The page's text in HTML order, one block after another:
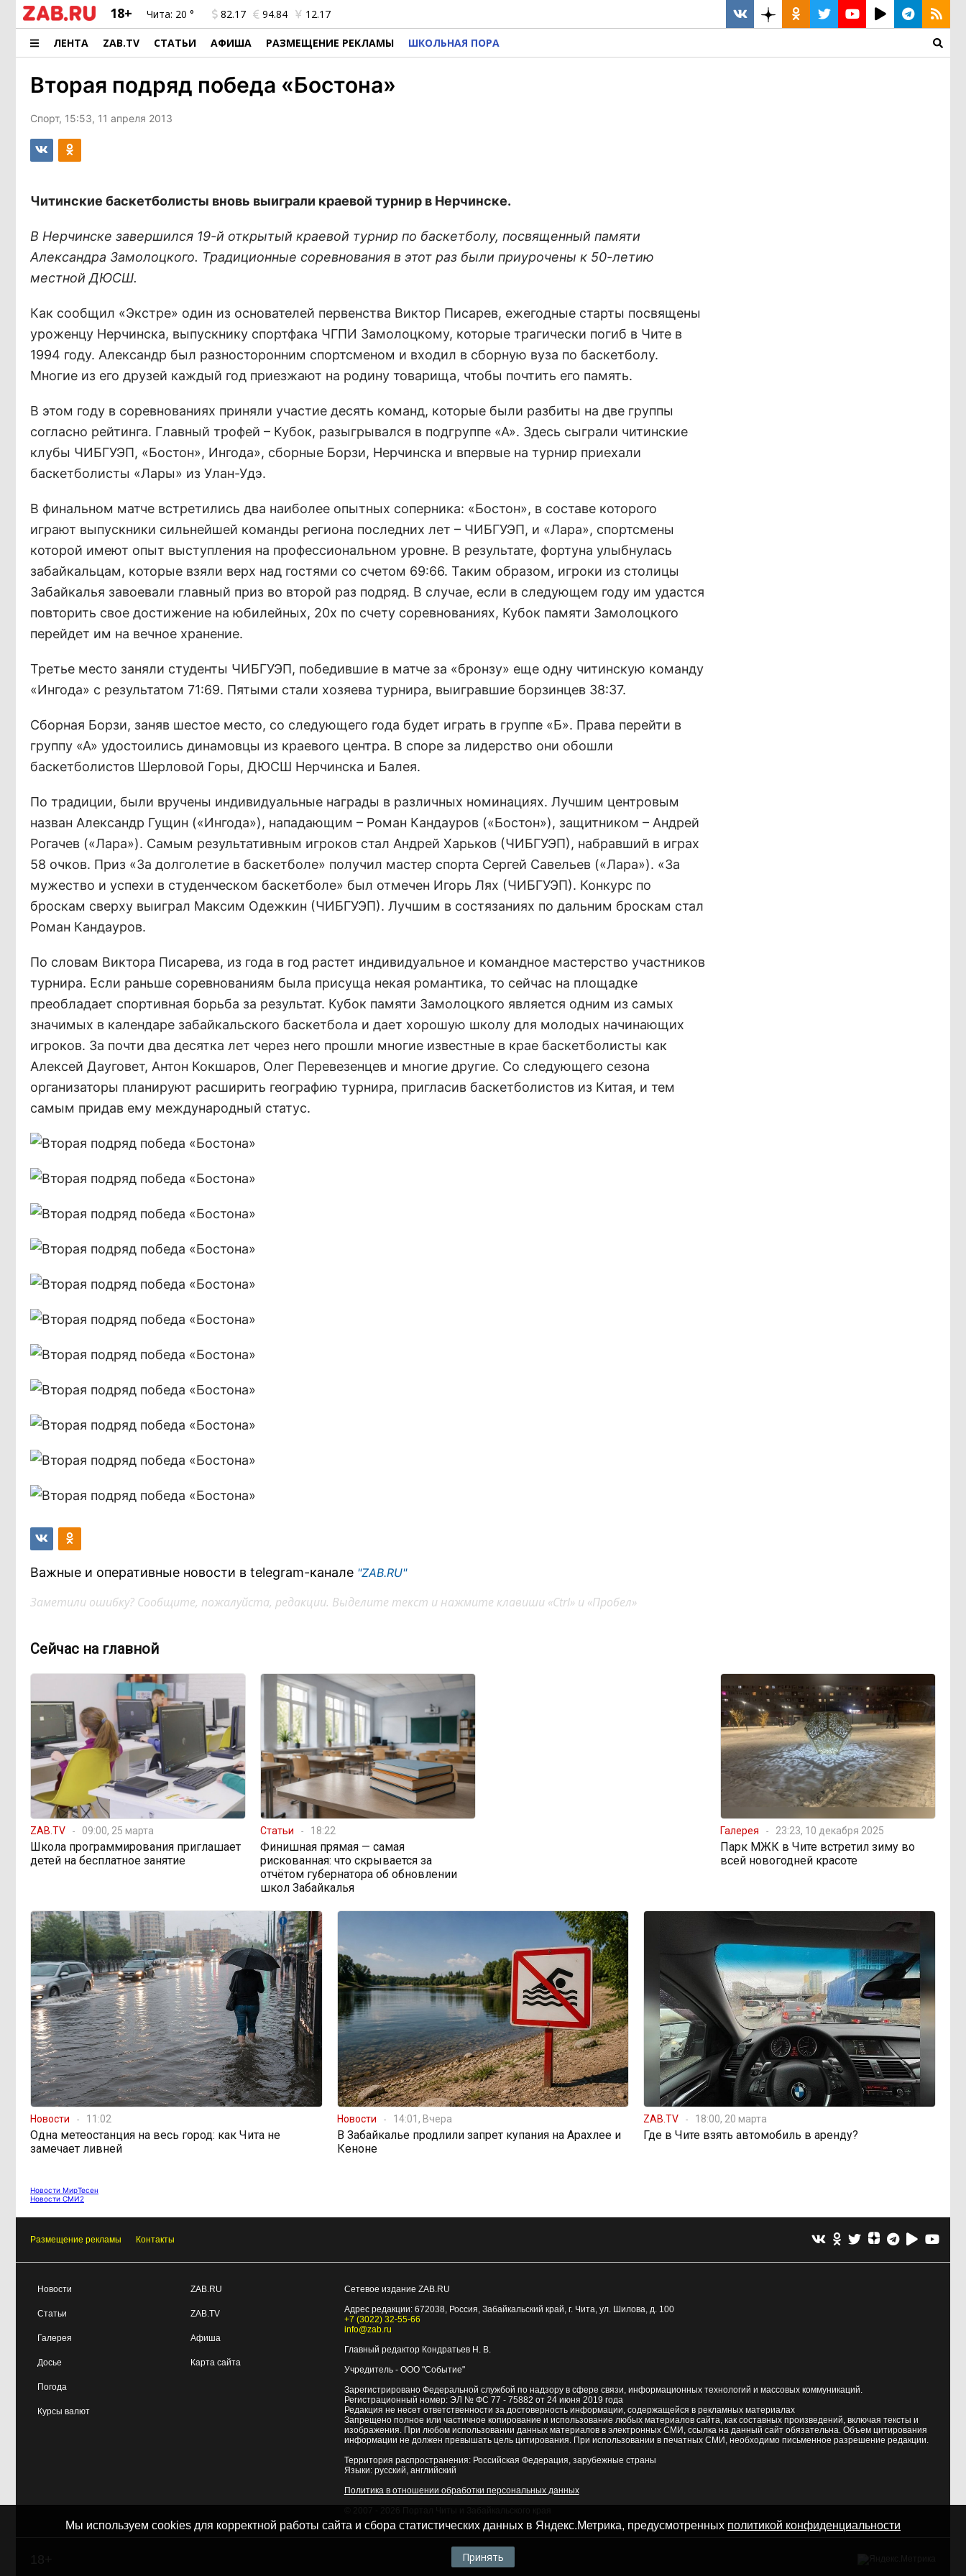
18+ Чита: 20 ° 82.17 94.84 12.17
ЛЕНТА ZAB.TV СТАТЬИ АФИША РАЗМЕЩЕНИЕ РЕКЛАМЫ ШКОЛЬНАЯ ПОРА
Вторая подряд победа «Бостона»
Спорт, 15:53, 11 апреля 2013
Читинские баскетболисты вновь выиграли краевой турнир в Нерчинске.
В Нерчинске завершился 19-й открытый краевой турнир по баскетболу, посвященный памяти
Александра Замолоцкого. Традиционные соревнования в этот раз были приурочены к 50-летию
местной ДЮСШ.
Как сообщил «Экстре» один из основателей первенства Виктор Писарев, ежегодные старты посвящены
уроженцу Нерчинска, выпускнику спортфака ЧГПИ Замолоцкому, которые трагически погиб в Чите в
1994 году. Александр был разносторонним спортсменом и входил в сборную вуза по баскетболу.
Многие из его друзей каждый год приезжают на родину товарища, чтобы почтить его память.
В этом году в соревнованиях приняли участие десять команд, которые были разбиты на две группы
согласно рейтинга. Главный трофей – Кубок, разыгрывался в подгруппе «А». Здесь сыграли читинские
клубы ЧИБГУЭП, «Бос­тон», Ингода», сборные Борзи, Нерчинска и впервые на турнир приехали
баскетболисты «Лары» из Улан-Удэ.
В финальном матче встретились два наиболее опытных соперника: «Бостон», в составе которого
играют выпускники сильнейшей команды региона последних лет – ЧИБГУЭП, и «Лара», спортсмены
которой имеют опыт выступления на профессиональном уровне. В результате, фортуна улыбнулась
забайкальцам, которые взяли верх над гостями со счетом 69:66. Таким образом, игроки из столицы
Забайкалья завоевали главный приз во второй раз подряд. В случае, если в следующем году им удастся
повторить свое достижение на юбилейных, 20х по счету соревнованиях, Кубок памяти Замолоцкого
перейдет им на вечное хранение.
Третье место заняли студенты ЧИБГУЭП, победившие в матче за «бронзу» еще одну читинскую команду
«Ингода» с результатом 71:69. Пятыми стали хозяева турнира, выигравшие борзинцев 38:37.
Сборная Борзи, заняв шестое место, со следующего года будет играть в группе «Б». Права перейти в
группу «А» удостоились динамовцы из краевого центра. В споре за лидерство они обошли
баскетболистов Шерловой Горы, ДЮСШ Нерчинска и Балея.
По традиции, были вручены индивидуальные награды в различных номинациях. Лучшим центровым
назван Александр Гущин («Ингода»), нападающим – Роман Кандауров («Бостон»), защитником – Андрей
Рогачев («Лара»). Самым результативным игроков стал Андрей Харьков (ЧИБГУЭП), набравший в играх
58 очков. Приз «За долголетие в баскетболе» получил мастер спорта Сергей Савельев («Лара»). «За
мужество и успехи в студенческом баскетболе» был отмечен Игорь Лях (ЧИБГУЭП). Конкурс по
броскам сверху выиграл Максим Одежкин (ЧИБГУЭП). Лучшим в состязаниях по дальним броскам стал
Роман Кандауров.
По словам Виктора Писарева, из года в год растет индивидуальное и командное мастерство участников
турнира. Если раньше соревнованиям была присуща некая романтика, то сейчас на площадке
преобладает спортивная борьба за результат. Кубок памяти Замолоцкого является одним из самых
значимых в календаре забайкальского баскетбола и дает хорошую школу для молодых начинающих
игроков. За почти два десятка лет через него прошли многие известные в крае баскетболисты как
Алексей Дауговет, Антон Кокшаров, Олег Перевезенцев и многие другие. Со следующего сезона
организаторы планируют расширить географию турнира, пригласив баскетболистов из Китая, и тем
самым придав ему международный статус.
Важные и оперативные новости в telegram-канале "ZAB.RU"
Заметили ошибку? Сообщите, пожалуйста, редакции. Выделите текст и нажмите клавиши «Ctrl» и «Пробел»
Сейчас на главной
ZAB.TV 09:00, 25 марта
Школа программирования приглашает
детей на бесплатное занятие
Статьи 18:22
Финишная прямая — самая
рискованная: что скрывается за
отчётом губернатора об обновлении
школ Забайкалья
Галерея 23:23, 10 декабря 2025
Парк МЖК в Чите встретил зиму во
всей новогодней красоте
Новости 11:02
Одна метеостанция на весь город: как Чита не
замечает ливней
Новости 14:01, Вчера
В Забайкалье продлили запрет купания на Арахлее и
Кеноне
ZAB.TV 18:00, 20 марта
Где в Чите взять автомобиль в аренду?
Новости МирТесен
Новости СМИ2
Размещение рекламы Контакты
Новости
Статьи
Галерея
Досье
Погода
Курсы валют
ZAB.RU
ZAB.TV
Афиша
Карта сайта
Сетевое издание ZAB.RU
Адрес редакции: 672038, Россия, Забайкальский край, г. Чита, ул. Шилова, д. 100
+7 (3022) 32-55-66
info@zab.ru
Главный редактор Кондратьев Н. В.
Учредитель - ООО "Событие"
Зарегистрировано Федеральной службой по надзору в сфере связи, информационных технологий и массовых коммуникаций.
Регистрационный номер: ЭЛ № ФС 77 - 75882 от 24 июня 2019 года
Редакция не несет ответственности за достоверность информации, содержащейся в рекламных материалах
Запрещено полное или частичное копирование и использование любых материалов сайта, как составных произведений, включая тексты и
изображения. При любом использовании данных материалов в электронных СМИ, ссылка на данный сайт обязательна. Объем цитирования
информации не должен превышать цель цитирования. При использовании в печатных СМИ, необходимо письменное разрешение редакции.
Территория распространения: Российская Федерация, зарубежные страны
Языки: русский, английский
Политика в отношении обработки персональных данных
Мы используем cookies для корректной работы сайта и сбора статистических данных в Яндекс.Метрика, предусмотренных политикой конфиденциальности
Принять